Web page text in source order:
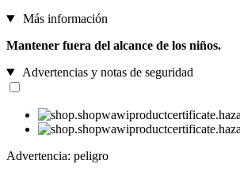
Más información
Mantener fuera del alcance de los niños.
Advertencias y notas de seguridad
Advertencia: peligro